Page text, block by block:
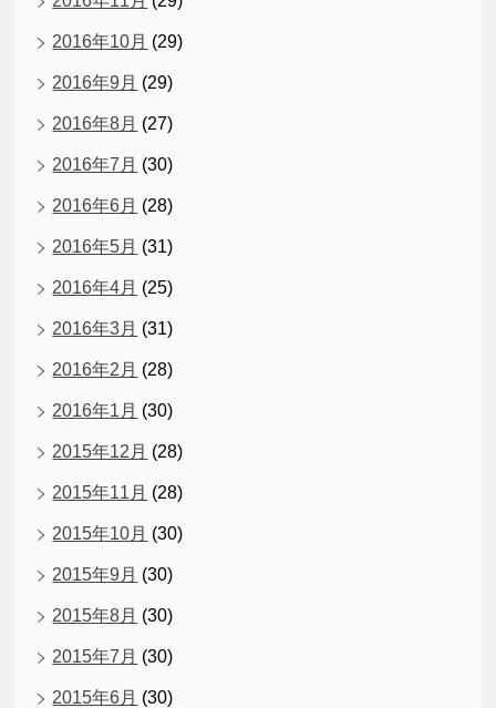
2016年10月 (29)
2016年9月 (29)
2016年8月 (27)
2016年7月 (30)
2016年6月 (28)
2016年5月 (31)
2016年4月 (25)
2016年3月 (31)
2016年2月 (28)
2016年1月 (30)
2015年12月 (28)
2015年11月 (28)
2015年10月 (30)
2015年9月 (30)
2015年8月 (30)
2015年7月 (30)
2015年6月 (30)